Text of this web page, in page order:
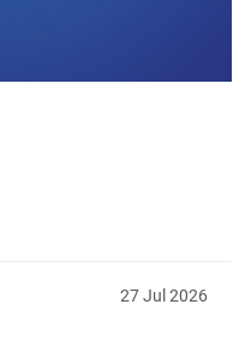
27Jul2026